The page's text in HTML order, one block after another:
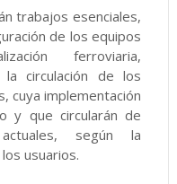
trabajos esenciales,
de los equipos
ferroviaria,
la circulación de los
cuya implementación
y que circularán de
según la
usuarios.